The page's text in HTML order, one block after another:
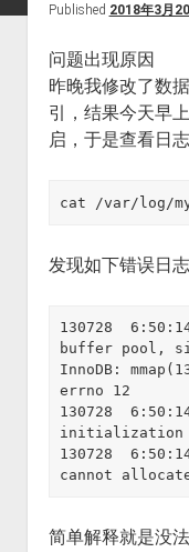
Published 2018年3月
问题出现原因
昨晚我修改了数
引，结果今天早
启，于是查看日
发现如下错误日志
130728
buffer pool,
InnoDB:
errno 12
130728
initialization
130728
简单解释就是没